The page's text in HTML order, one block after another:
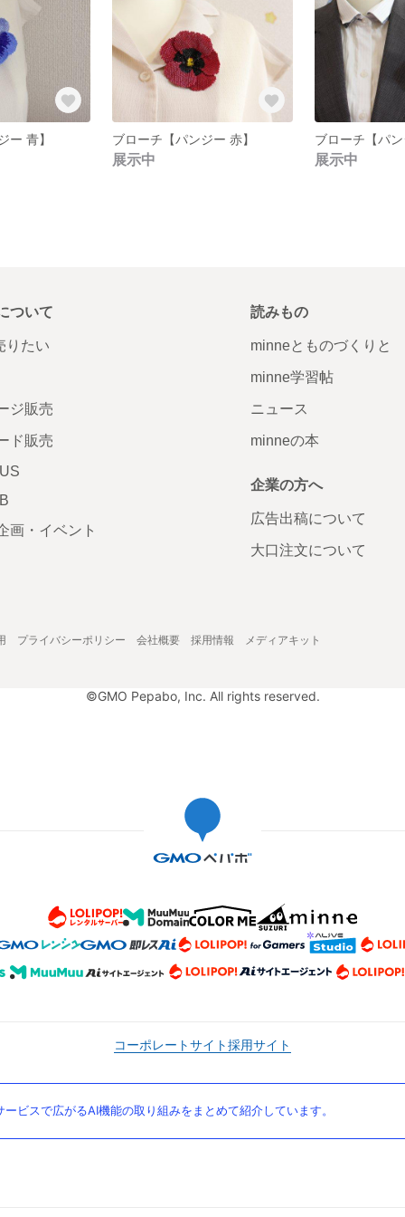
ー 青】 ブローチ【パンジー 赤】
展示中
ブローチ【パ
展示中
ついて
りたい
ジ販売
ド販売
画・イベント
読みもの
minneとものづくりと
minne学習帖
ニュース
minneの本
企業の方へ
広告出稿について
大口注文について
プライバシーポリシー 会社概要 採用情報 メディアキット
©GMO Pepabo, Inc. All rights reserved.
コーポレートサイト採用サイト
ビスで広がるAI機能の取り組みをまとめて紹介しています。